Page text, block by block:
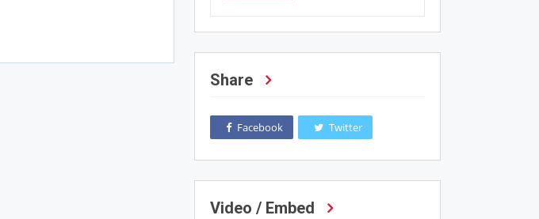
Share
Facebook Twitter
Video / Embed